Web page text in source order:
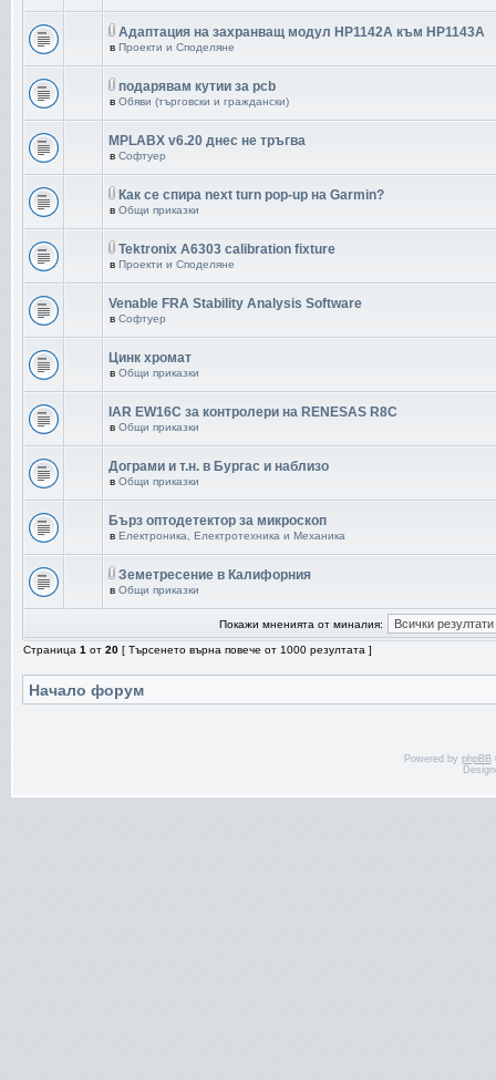
Адаптация на захранващ модул HP1142A към HP1143A
в Проекти и Споделяне
подарявам кутии за pcb
в Обяви (търговски и граждански)
MPLABX v6.20 днес не тръгва
в Софтуер
Как се спира next turn pop-up на Garmin?
в Общи приказки
Tektronix A6303 calibration fixture
в Проекти и Споделяне
Venable FRA Stability Analysis Software
в Софтуер
Цинк хромат
в Общи приказки
IAR EW16C за контролери на RENESAS R8C
в Общи приказки
Дограми и т.н. в Бургас и наблизо
в Общи приказки
Бърз оптодетектор за микроскоп
в Електроника, Електротехника и Механика
Земетресение в Калифорния
в Общи приказки
Покажи мненията от миналия:
Страница 1 от 20 [ Търсенето върна повече от 1000 резултата ]
Начало форум
Powered by phpBB